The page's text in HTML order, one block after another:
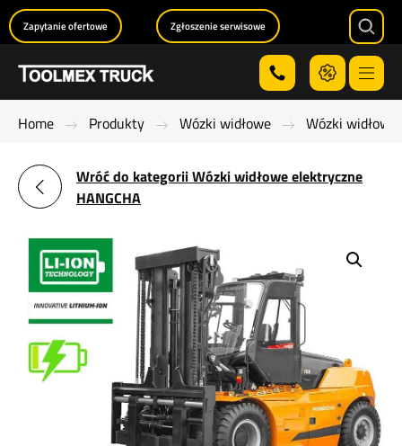
Menu
Zapytanie ofertowe Zgłoszenie serwisowe
Home Produkty Wózki widłowe Wózki
Wróć do kategorii Wózki widłowe elektryczne
HANGCHA